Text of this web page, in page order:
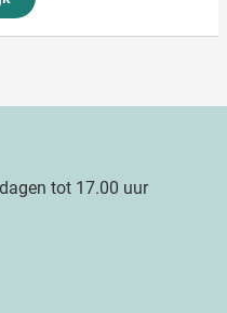
tot 17.00 uur